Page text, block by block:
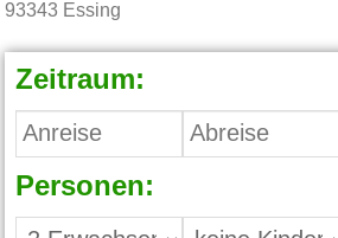
93343 Essing
Zeitraum:
Personen: